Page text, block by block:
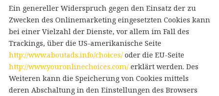
Ein genereller Widerspruch gegen den Einsatz der zu
Zwecken des Onlinemarketing eingesetzten Cookies kann
bei einer Vielzahl der Dienste, vor allem im Fall des
Trackings, über die US-amerikanische Seite
http://www.aboutads.info/choices/oder die EU-Seite
http://www.youronlinechoices.com/erklärt werden. Des
Weiteren kann die Speicherung von Cookies mittels
deren Abschaltung in den Einstellungen des Browsers